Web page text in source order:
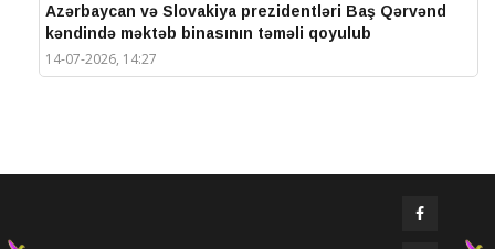
Azərbaycan və Slovakiya prezidentləri Baş Qərvənd
kəndində məktəb binasının təməli qoyulub
14-07-2026, 14:27
Prezidentlər Şuşada mətbuata bəyanatlarla çıxış